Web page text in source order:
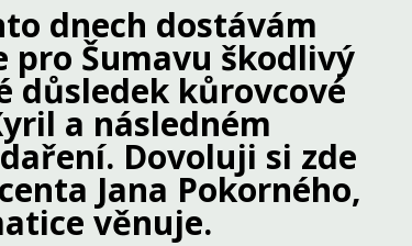
dnech dostávám
pro Šumavu škodlivý
důsledek kůrovcové
a následném
Dovoluji si zde
Jana Pokorného,
věnuje.